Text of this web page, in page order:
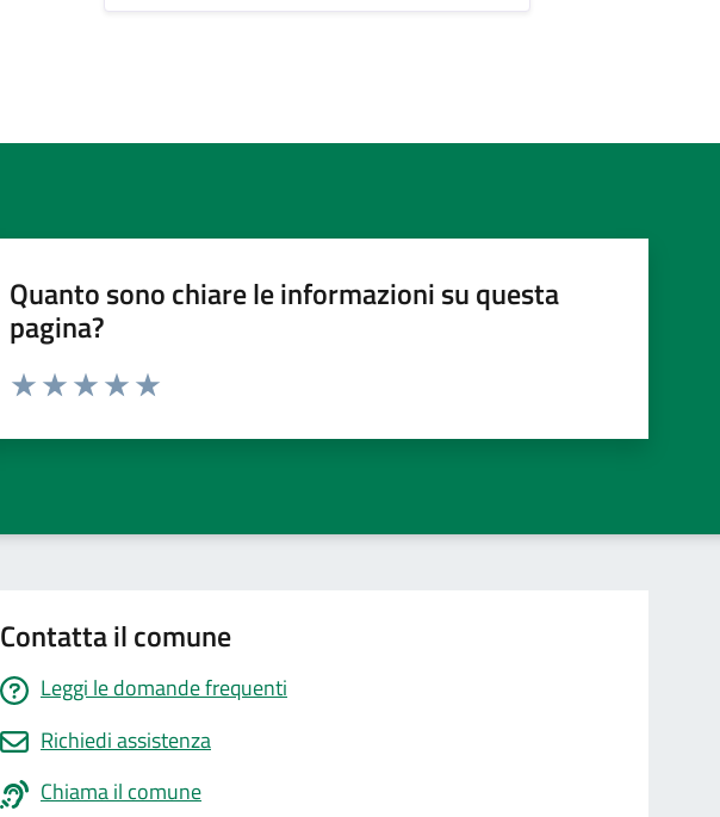
Quanto sono chiare le informazioni su questa
pagina?
Valuta da 1 a 5 stelle la pagina
Contatta il comune
Leggi le domande frequenti
Richiedi assistenza
Chiama il comune